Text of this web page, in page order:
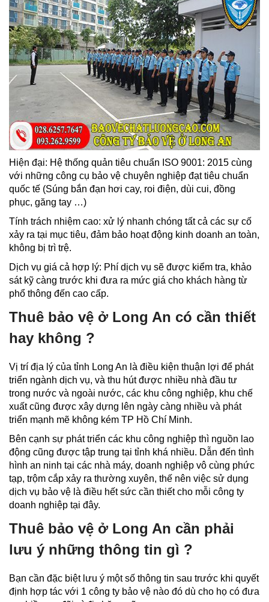
Hiện đại: Hệ thống quản tiêu chuẩn ISO 9001: 2015 cùng
với những công cụ bảo vệ chuyên nghiệp đạt tiêu chuẩn
quốc tế (Súng bắn đạn hơi cay, roi điện, dùi cui, đồng
phục, găng tay …)
Tính trách nhiệm cao: xử lý nhanh chóng tất cả các sự cố
xảy ra tại mục tiêu, đảm bảo hoạt động kinh doanh an toàn,
không bị trì trệ.
Dịch vụ giá cả hợp lý: Phí dịch vụ sẽ được kiểm tra, khảo
sát kỹ càng trước khi đưa ra mức giá cho khách hàng từ
phổ thông đến cao cấp.
Thuê bảo vệ ở Long An có cần thiết
hay không ?
Vị trí địa lý của tỉnh Long An là điều kiện thuận lợi để phát
triển ngành dịch vụ, và thu hút được nhiều nhà đầu tư
trong nước và ngoài nước, các khu công nghiệp, khu chế
xuất cũng được xây dựng lên ngày càng nhiều và phát
triển mạnh mẽ không kém TP Hồ Chí Minh.
Bên cạnh sự phát triển các khu công nghiệp thì nguồn lao
động cũng được tập trung tại tỉnh khá nhiều. Dẫn đến tình
hình an ninh tại các nhà máy, doanh nghiệp vô cùng phức
tạp, trộm cắp xảy ra thường xuyên, thế nên việc sử dụng
dịch vụ bảo vệ là điều hết sức cần thiết cho mỗi công ty
doanh nghiệp tại đây.
Thuê bảo vệ ở Long An cần phải
lưu ý những thông tin gì ?
Bạn cần đặc biệt lưu ý một số thông tin sau trước khi quyết
định hợp tác với 1 công ty bảo vệ nào đó dù cho họ có đưa